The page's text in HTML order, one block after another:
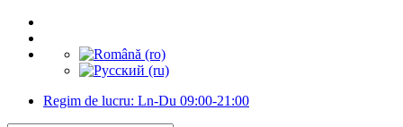
Regim de lucru: Ln-Du 09:00-21:00